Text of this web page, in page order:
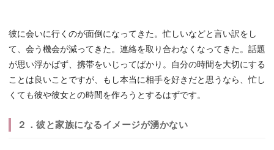
彼に会いに行くのが面倒になってきた。忙しいなどと言い訳をし
て、会う機会が減ってきた。連絡を取り合わなくなってきた。話題
が思い浮かばず、携帯をいじってばかり。自分の時間を大切にする
ことは良いことですが、もし本当に相手を好きだと思うなら、忙し
くても彼や彼女との時間を作ろうとするはずです。
２．彼と家族になるイメージが湧かない